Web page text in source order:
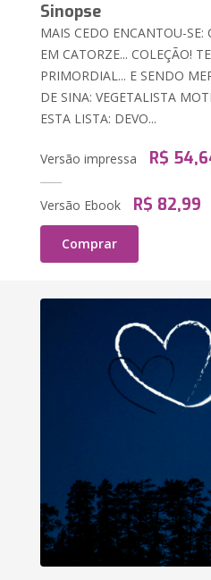
Sinopse
MAIS CEDO ENCANTOU-SE:
EM CATORZE... COLEÇÃO!
PRIMORDIAL... E SENDO
DE SINA: VEGETALISTA
ESTA LISTA: DEVO...
Versão impressa R$
Versão Ebook R$ 82,99
Comprar